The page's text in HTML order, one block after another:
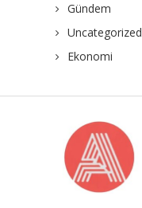
Gündem
Uncategorized
Ekonomi